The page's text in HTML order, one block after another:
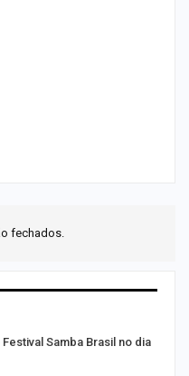
fechados.
Samba Brasil no dia